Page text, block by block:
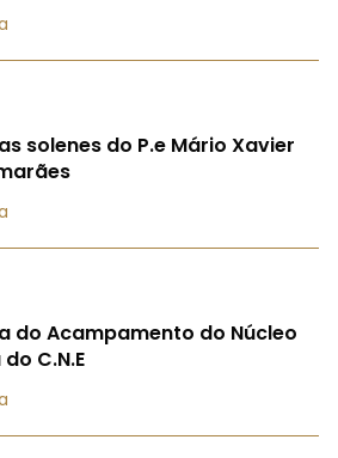
solenes do P.e Mário Xavier
do Acampamento do Núcleo
C.N.E